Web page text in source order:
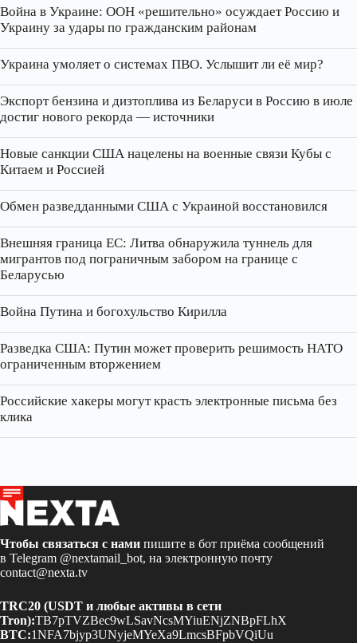
Война в Украине: ООН «решительно» осуждает Россию и
Украину за удары по гражданским районам
Украина умоляет о системах ПВО. Услышит ли её мир?
Экспорт бензина и дизтоплива из Беларуси в Россию в июле
достиг нового рекорда — источники
Новые санкции США нацелены на военные связи Кубы с
Китаем и Россией
Обмен разведданными США с Украиной восстановился
Внешняя граница ЕС: Литва обнаружила туннель для
мигрантов под пограничным забором на границе с
Беларусью
Война Путина и богохульство Кирилла
Разведка США: Путин может проверить решимость НАТО
ограниченным вторжением
Российские хакеры могут красть электронные письма без
клика
Чтобы связаться с нами пишите в бот приёма сообщений
в Telegram @nextamail_bot, на электронную почту
contact@nexta.tv
TRC20 (USDT и любые активы в сети
Tron):TB7pTVZBec9wLSavNcsMYiuENjZNBpFLhX
BTC:1NFA7bjyp3UNyjeMYeXa9LmcsBFpbVQiUu